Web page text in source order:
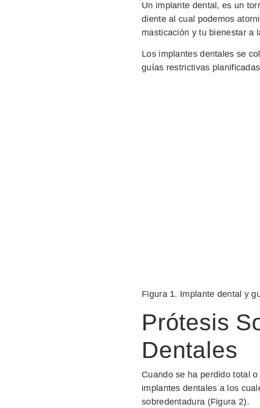
Un implante dental, es un
diente al cual podemos
masticación y tu bienestar a
Los implantes dentales se
guías restrictivas
Figura 1. Implante dental y
Prótesis
Dentales
Cuando se ha perdido total
implantes dentales a los
sobredentadura (Figura 2).